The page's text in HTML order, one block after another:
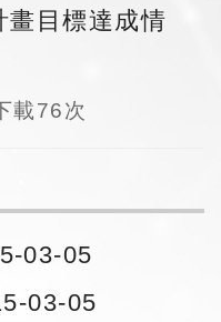
畫目標達成情
載76次
03-05
03-05